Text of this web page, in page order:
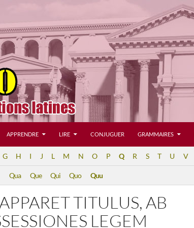
APPRENDRE LIRE CONJUGUER GRAMMAIRES
G H I J L M N O P Q R S T U V
Qua Que Qui Quo Quu
TITULUS, AB
LEGEM